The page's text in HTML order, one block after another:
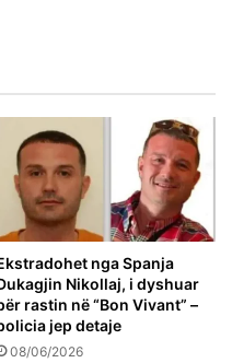
nga Spanja
Nikollaj, i dyshuar
rastin në “Bon Vivant” –
jep detaje
08/06/2026